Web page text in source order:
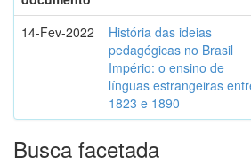
14-Fev-2022
História das ideias
pedagógicas no Brasil
Império: o ensino de
línguas estrangeiras
1823 e 1890
Busca facetada